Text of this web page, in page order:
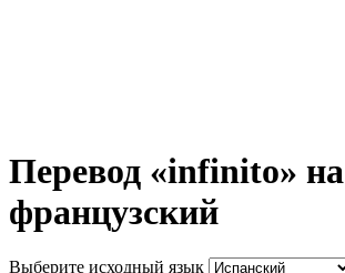
Перевод «infinito» на
французский
Выберите исходный язык